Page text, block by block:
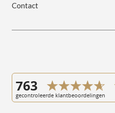
Contact